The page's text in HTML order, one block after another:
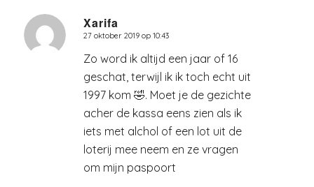
Xarifa
zegt:
27 oktober 2019 op 10:43
Zo word ik altijd een jaar of 16
geschat, terwijl ik ik toch echt uit
1997 kom 🤣. Moet je de gezichte
acher de kassa eens zien als ik
iets met alchol of een lot uit de
loterij mee neem en ze vragen
om mijn paspoort